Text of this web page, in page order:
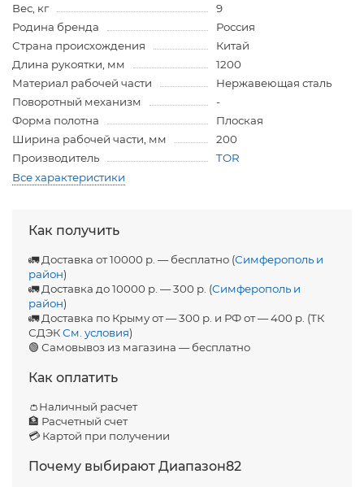
Вес, кг
9
Родина бренда
Россия
Страна происхождения
Китай
Длина рукоятки, мм
1200
Материал рабочей части
Нержавеющая сталь
Поворотный механизм
-
Форма полотна
Плоская
Ширина рабочей части, мм
200
Производитель
TOR
Все характеристики
Как получить
🚛 Доставка от 10000 р. — бесплатно (Симферополь и
район)
🚛 Доставка до 10000 р. — 300 р. (Симферополь и
район)
🚛 Доставка по Крыму от — 300 р. и РФ от — 400 р. (ТК
СДЭКСм. условия)
🟢 Самовывоз из магазина — бесплатно
Как оплатить
👛Наличный расчет
🏦 Расчетный счет
💳 Картой при получении
Почему выбирают Диапазон82